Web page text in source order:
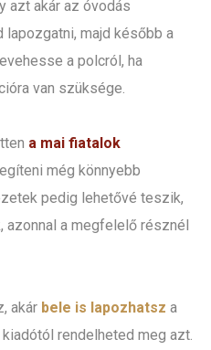
azt akár az óvodás
majd később a
a polcról, ha
van szüksége.
a mai fiatalok
még könnyebb
pedig lehetővé teszik,
azonnal a megfelelő résznél
akár bele is lapozhatsz a
rendelheted meg azt.